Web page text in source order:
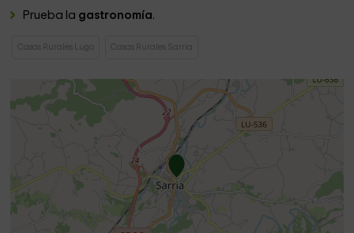
Prueba la gastronomía.
Casas Rurales Lugo Casas Rurales Sarria